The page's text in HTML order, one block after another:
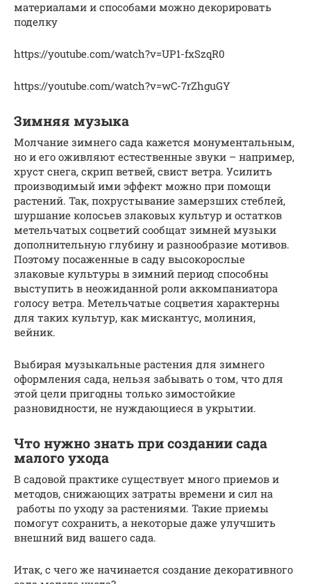
материалами и способами можно декорировать
поделку
https://youtube.com/watch?v=UP1-fxSzqR0
https://youtube.com/watch?v=wC-7rZhguGY
Зимняя музыка
Молчание зимнего сада кажется монументальным,
но и его оживляют естественные звуки – например,
хруст снега, скрип ветвей, свист ветра. Усилить
производимый ими эффект можно при помощи
растений. Так, похрустывание замерзших стеблей,
шуршание колосьев злаковых культур и остатков
метельчатых соцветий сообщат зимней музыки
дополнительную глубину и разнообразие мотивов.
Поэтому посаженные в саду высокорослые
злаковые культуры в зимний период способны
выступить в неожиданной роли аккомпаниатора
голосу ветра. Метельчатые соцветия характерны
для таких культур, как мискантус, молиния,
вейник.
Выбирая музыкальные растения для зимнего
оформления сада, нельзя забывать о том, что для
этой цели пригодны только зимостойкие
разновидности, не нуждающиеся в укрытии.
Что нужно знать при создании сада
малого ухода
В садовой практике существует много приемов и
методов, снижающих затраты времени и сил на
работы по уходу за растениями. Такие приемы
помогут сохранить, а некоторые даже улучшить
внешний вид вашего сада.
Итак, с чего же начинается создание декоративного